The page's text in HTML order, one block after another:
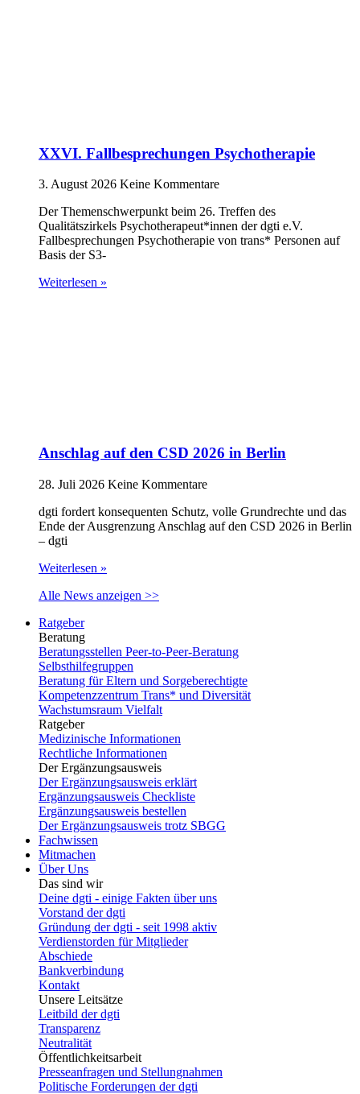
XXVI. Fallbesprechungen Psychotherapie
3. August 2026 Keine Kommentare
Der Themenschwerpunkt beim 26. Treffen des
Qualitätszirkels Psychotherapeut*innen der dgti e.V.
Fallbesprechungen Psychotherapie von trans* Personen auf
Basis der S3-
Weiterlesen »
Anschlag auf den CSD 2026 in Berlin
28. Juli 2026 Keine Kommentare
dgti fordert konsequenten Schutz, volle Grundrechte und das
Ende der Ausgrenzung Anschlag auf den CSD 2026 in Berlin
– dgti
Weiterlesen »
Alle News anzeigen >>
Ratgeber
Beratung
Beratungsstellen Peer-to-Peer-Beratung
Selbsthilfegruppen
Beratung für Eltern und Sorgeberechtigte
Kompetenzzentrum Trans* und Diversität
Wachstumsraum Vielfalt
Ratgeber
Medizinische Informationen
Rechtliche Informationen
Der Ergänzungsausweis
Der Ergänzungsausweis erklärt
Ergänzungsausweis Checkliste
Ergänzungsausweis bestellen
Der Ergänzungsausweis trotz SBGG
Fachwissen
Mitmachen
Über Uns
Das sind wir
Deine dgti - einige Fakten über uns
Vorstand der dgti
Gründung der dgti - seit 1998 aktiv
Verdienstorden für Mitglieder
Abschiede
Bankverbindung
Kontakt
Unsere Leitsätze
Leitbild der dgti
Transparenz
Neutralität
Öffentlichkeitsarbeit
Presseanfragen und Stellungnahmen
Politische Forderungen der dgti